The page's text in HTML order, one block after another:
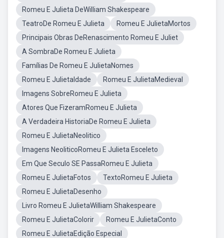
Romeu E Julieta DeWilliam Shakespeare
TeatroDe Romeu E Julieta
Romeu E JulietaMortos
Principais Obras DeRenascimento Romeu E Juliet
A SombraDe Romeu E Julieta
Famílias De Romeu E JulietaNomes
Romeu E JulietaIdade
Romeu E JulietaMedieval
Imagens SobreRomeu E Julieta
Atores Que FizeramRomeu E Julieta
A Verdadeira HistoriaDe Romeu E Julieta
Romeu E JulietaNeolitico
Imagens NeoliticoRomeu E Julieta Esceleto
Em Que Seculo SE PassaRomeu E Julieta
Romeu E JulietaFotos
TextoRomeu E Julieta
Romeu E JulietaDesenho
Livro Romeu E JulietaWilliam Shakespeare
Romeu E JulietaColorir
Romeu E JulietaConto
Romeu E JulietaEdição Especial